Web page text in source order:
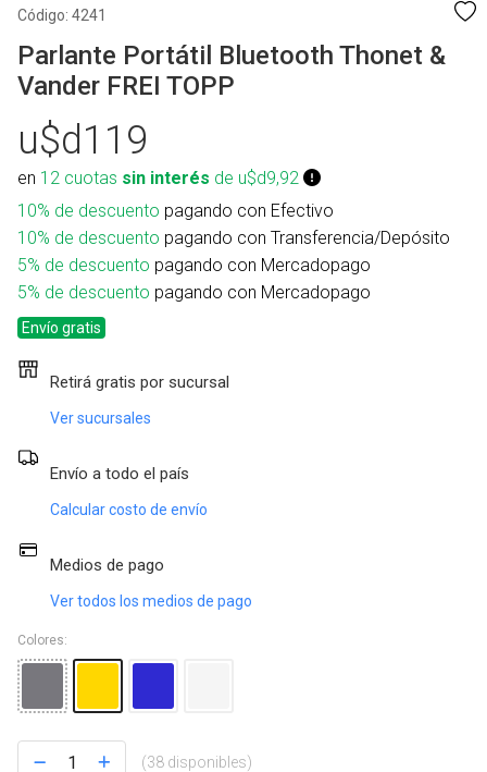
Código: 4241
Parlante Portátil Bluetooth Thonet &
Vander FREI TOPP
u$d119
en 12 cuotas sin interés de u$d9,92
10% de descuento pagando con Efectivo
10% de descuento pagando con Transferencia/Depósito
5% de descuento pagando con Mercadopago
5% de descuento pagando con Mercadopago
Envío gratis
Retirá gratis por sucursal
Ver sucursales
Envío a todo el país
Calcular costo de envío
Medios de pago
Ver todos los medios de pago
Colores:
(38 disponibles)